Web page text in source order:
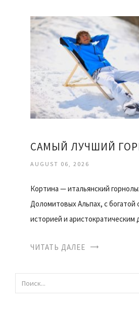
AUGUST 06, 2026
Кортина — итальянский
Доломитовых Альпах, с богатой
историей и
ЧИТАТЬ ДАЛЕЕ